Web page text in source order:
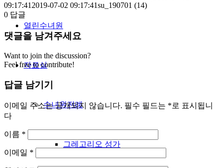
열린수녀원
자료실
수녀원전례
그레고리오 성가
09:17:41 2019-07-02 09:17:41su_190701 (14)
0 답글
댓글을 남겨주세요
Want to join the discussion?
Feel free to contribute!
답글 남기기
이메일 주소는 공개되지 않습니다. 필수 필드는 *로 표시됩니
다
이름 *
이메일 *